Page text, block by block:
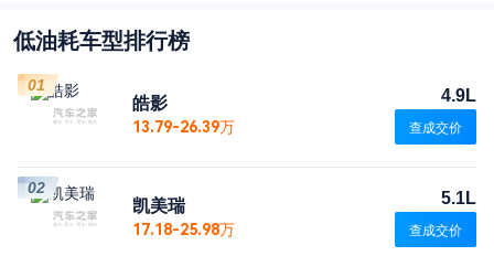
低油耗车型排行榜
皓影
13.79-26.39万
4.9L
查成交价
01
凯美瑞
17.18-25.98万
5.1L
查成交价
02